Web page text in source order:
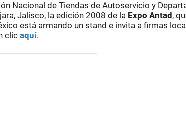
Nacional de Tiendas de Autoservicio y
Jalisco, la edición 2008 de la Expo Antad ,
está armando un stand e invita a firmas
clic aquí.